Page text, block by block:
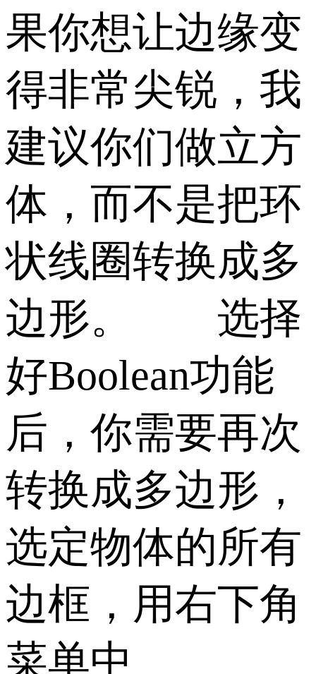
果你想让边缘变
得非常尖锐，我
建议你们做立方
体，而不是把环
状线圈转换成多
边形。 选择
好Boolean功能
后，你需要再次
转换成多边形，
选定物体的所有
边框，用右下角
菜单中